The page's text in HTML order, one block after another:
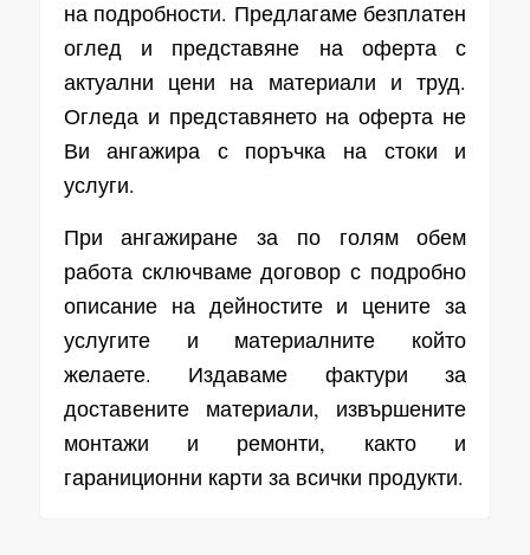
на подробности. Предлагаме безплатен
оглед и представяне на оферта с
актуални цени на материали и труд.
Огледа и представянето на оферта не
Ви ангажира с поръчка на стоки и
услуги.
При ангажиране за по голям обем
работа сключваме договор с подробно
описание на дейностите и цените за
услугите и материалните който
желаете. Издаваме фактури за
доставените материали, извършените
монтажи и ремонти, както и
гараниционни карти за всички продукти.